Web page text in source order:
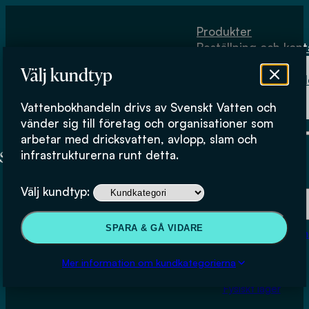
Välj kundtyp
Vattenbokhandeln drivs av Svenskt Vatten och
vänder sig till företag och organisationer som
arbetar med dricksvatten, avlopp, slam och
infrastrukturerna runt detta.
Välj kundtyp:
SPARA & GÅ VIDARE
Mer information om kundkategorierna
Produkter
Beställning och
Fysiskt lager
Beställning och kontakt
Om
Köpvillkor
Fysiskt lager
Anaerob behandling av